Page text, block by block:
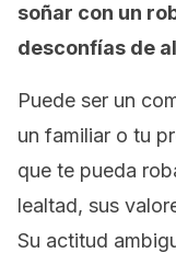
soñar con un
desconfías de
Puede ser un
un familiar o tu
que te pueda
lealtad, sus
Su actitud